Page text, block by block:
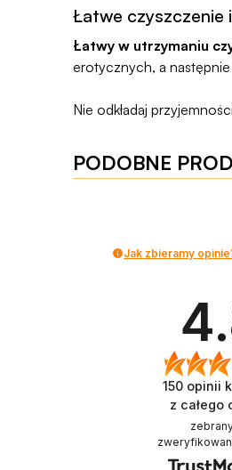
Łatwe czyszczenie
Łatwy w utrzymaniu
erotycznych, a następnie
Nie odkładaj
PODOBNE
Jak zbieramy
150 opinii
z całego